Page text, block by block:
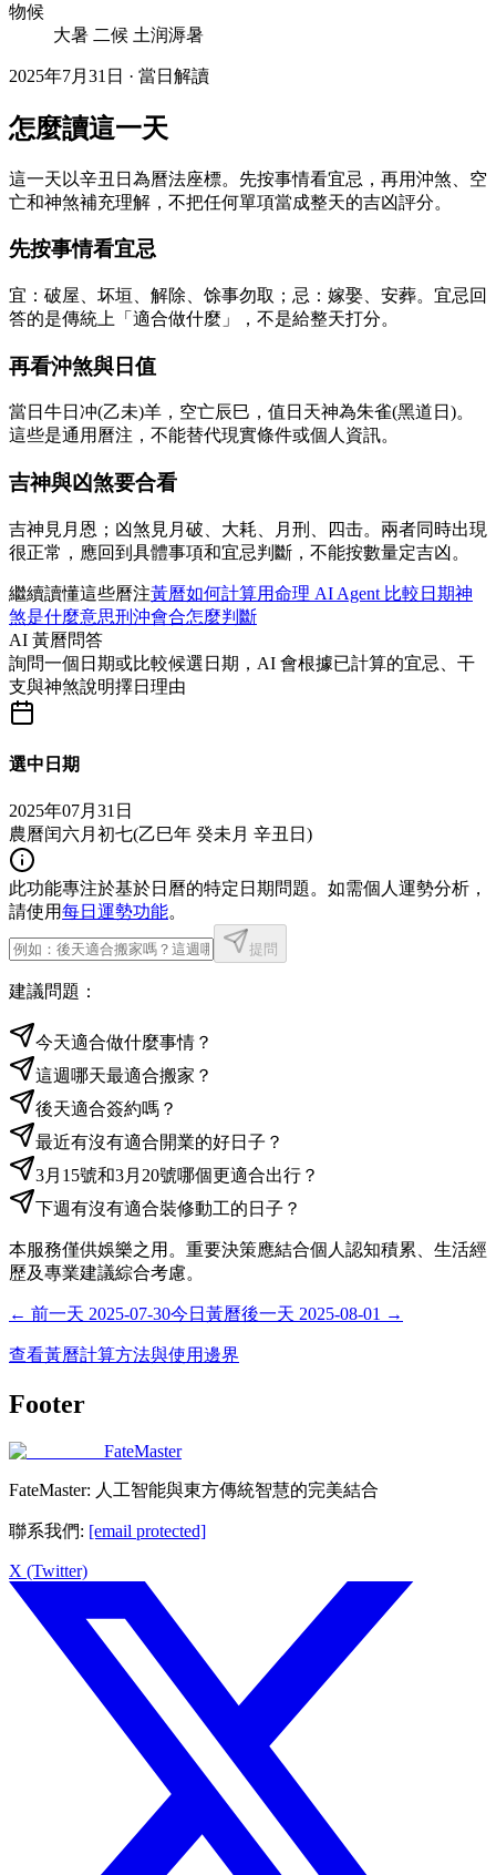
物候
大暑 二候 土润溽暑
2025年7月31日 · 當日解讀
怎麼讀這一天
這一天以辛丑日為曆法座標。先按事情看宜忌，再用沖煞、空
亡和神煞補充理解，不把任何單項當成整天的吉凶評分。
先按事情看宜忌
宜：破屋、坏垣、解除、馀事勿取；忌：嫁娶、安葬。宜忌回
答的是傳統上「適合做什麼」，不是給整天打分。
再看沖煞與日值
當日牛日冲(乙未)羊，空亡辰巳，值日天神為朱雀(黑道日)。
這些是通用曆注，不能替代現實條件或個人資訊。
吉神與凶煞要合看
吉神見月恩；凶煞見月破、大耗、月刑、四击。兩者同時出現
很正常，應回到具體事項和宜忌判斷，不能按數量定吉凶。
繼續讀懂這些曆注黃曆如何計算用命理 AI Agent 比較日期神
煞是什麼意思刑沖會合怎麼判斷
AI 黃曆問答
詢問一個日期或比較候選日期，AI 會根據已計算的宜忌、干
支與神煞說明擇日理由
選中日期
2025年07月31日
農曆闰六月初七(乙巳年 癸未月 辛丑日 )
此功能專注於基於日曆的特定日期問題。如需個人運勢分析，
請使用每日運勢功能。
提問
建議問題：
今天適合做什麼事情？
這週哪天最適合搬家？
後天適合簽約嗎？
最近有沒有適合開業的好日子？
3月15號和3月20號哪個更適合出行？
下週有沒有適合裝修動工的日子？
本服務僅供娛樂之用。重要決策應結合個人認知積累、生活經
歷及專業建議綜合考慮。
← 前一天 2025-07-30今日黃曆後一天 2025-08-01 →
查看黃曆計算方法與使用邊界
Footer
FateMaster
FateMaster: 人工智能與東方傳統智慧的完美結合
聯系我們: [email protected]
X (Twitter)